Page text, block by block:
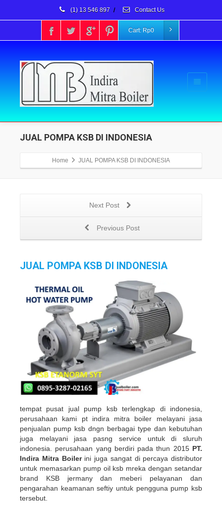
(1) 13 546 897 / Contact Us
Cart: Rp0
JUAL POMPA KSB DI INDONESIA
Home JUAL POMPA KSB DI INDONESIA
Next Post
Previous Post
JUAL POMPA KSB DI INDONESIA
tempat pusat jual pump ksb terlengkap di indonesia,
perusahaan kami pt indira mitra boiler melayani jasa
penjualan pump ksb dngn berbagai type dan kebutuhan
juga melayani jasa pasng service untuk di sluruh
indonesia. perusahaan yang berdiri pada thun 2015 PT.
Indira Mitra Boilerini juga sangat di percaya distributor
untuk memasarkan pump oil ksb mreka dengan setandar
brand KSB jermany dan meberi pelayanan dan
pengarahan keamanan seftiy untuk pengguna pump ksb
tersebut.